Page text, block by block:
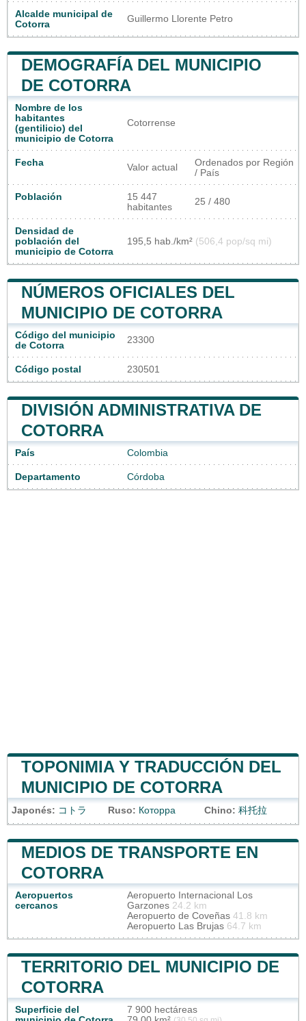
Alcalde municipal de
Cotorra
Guillermo Llorente Petro
DEMOGRAFÍA DEL MUNICIPIO
DE COTORRA
Nombre de los
habitantes
(gentilicio) del
municipio de Cotorra
Cotorrense
Fecha Valor actual
Ordenados por Región
/ País
Población
15 447
habitantes
25 / 480
Densidad de
población del
municipio de Cotorra
195,5 hab./km² (506,4 pop/sq mi)
NÚMEROS OFICIALES DEL
MUNICIPIO DE COTORRA
Código del municipio
de Cotorra
23300
Código postal 230501
DIVISIÓN ADMINISTRATIVA DE
COTORRA
País Colombia
Departamento Córdoba
TOPONIMIA Y TRADUCCIÓN DEL
MUNICIPIO DE COTORRA
Japonés: コトラ Ruso: Которра Chino: 科托拉
MEDIOS DE TRANSPORTE EN
COTORRA
Aeropuertos
cercanos
Aeropuerto Internacional Los
Garzones 24.2 km
Aeropuerto de Coveñas 41.8 km
Aeropuerto Las Brujas 64.7 km
TERRITORIO DEL MUNICIPIO DE
COTORRA
Superficie del
7 900 hectáreas